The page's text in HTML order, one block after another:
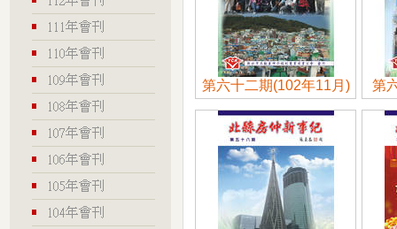
第六十二期(102年11月) 第